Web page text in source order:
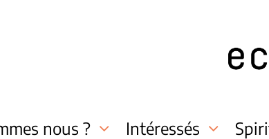
nous ? Intéressés